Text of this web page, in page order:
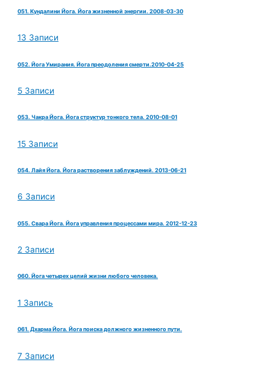
051. Кундалини Йога. Йога жизненной энергии. 2008-03-30
13 Записи
052. Йога Умирания. Йога преодоления смерти.2010-04-25
5 Записи
053. Чакра Йога. Йога структур тонкого тела. 2010-08-01
15 Записи
054. Лайя Йога. Йога растворения заблуждений. 2013-06-21
6 Записи
055. Свара Йога. Йога управления процессами мира. 2012-12-23
2 Записи
060. Йога четырех целий жизни любого человека.
1 Запись
061. Дхарма Йога. Йога поиска должного жизненного пути.
7 Записи